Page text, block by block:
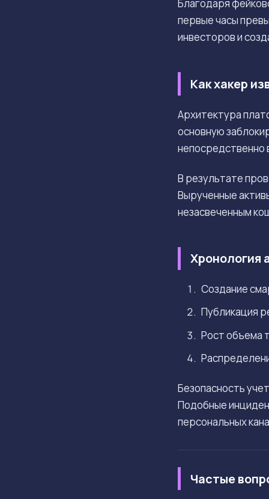
Благодаря
первые часы
инвесторов и
Как хакер
Архитектура
основную
непосредственно
В результате
Вырученные
незасвеченным
Хронология
Создание
Публикация
Рост объема
Безопасность
Подобные
персональных
Частые